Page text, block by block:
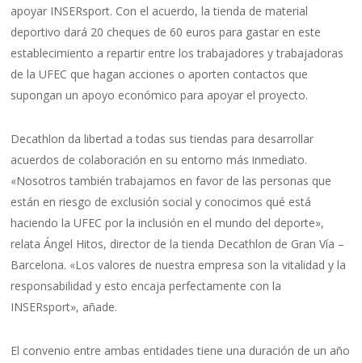
apoyar INSERsport. Con el acuerdo, la tienda de material
deportivo dará 20 cheques de 60 euros para gastar en este
establecimiento a repartir entre los trabajadores y trabajadoras
de la UFEC que hagan acciones o aporten contactos que
supongan un apoyo económico para apoyar el proyecto.
Decathlon da libertad a todas sus tiendas para desarrollar
acuerdos de colaboración en su entorno más inmediato.
«Nosotros también trabajamos en favor de las personas que
están en riesgo de exclusión social y conocimos qué está
haciendo la UFEC por la inclusión en el mundo del deporte»,
relata Ángel Hitos, director de la tienda Decathlon de Gran Vía –
Barcelona. «Los valores de nuestra empresa son la vitalidad y la
responsabilidad y esto encaja perfectamente con la
INSERsport», añade.
El convenio entre ambas entidades tiene una duración de un año